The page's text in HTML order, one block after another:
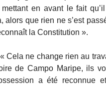
en avant le fait
alors que rien ne s’est
la Constitution ».
Cela ne change rien au
de Campo Maripe, ils
a été reconnue